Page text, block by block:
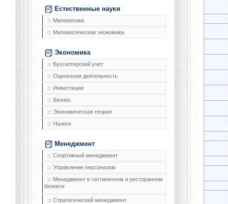
Естественные науки
Математика
Математическая экономика
Экономика
Бухгалтерский учет
Оценочная деятельность
Инвестиции
Бизнес
Экономическая теория
Налоги
Менеджмент
Спортивный менеджмент
Управление персоналом
Менеджмент в гостиничном и ресторанном
бизнесе
Стратегический менеджмент